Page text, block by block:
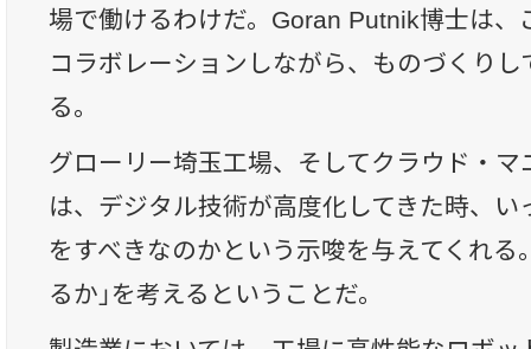
場で働けるわけだ。Goran Putnik博士は、
コラボレーションしながら、ものづくり
る。
グローリー埼玉工場、そしてクラウド・
は、デジタル技術が高度化してきた時、
をすべきなのかという示唆を与えてくれる
るか」を考えるということだ。